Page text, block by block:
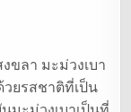
ขลา มะม่วงเบา
ยรสชาติที่เป็น